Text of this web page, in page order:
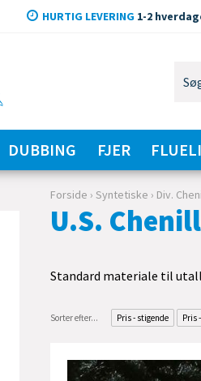
HURTIG LEVERING1-2
DUBBING FJER
Forside ›Syntetiske › Div.
U.S.
Standard materiale til
Sorter efter... Pris - stigende Pris